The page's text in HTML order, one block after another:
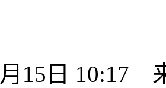
月15日 10:17